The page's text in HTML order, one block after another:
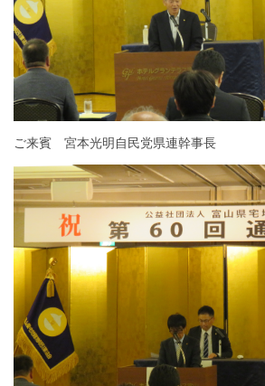
ご来賓 宮本光明自民党県連幹事長